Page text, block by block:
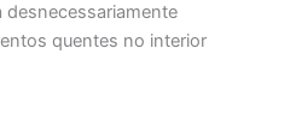
desnecessariamente
quentes no interior